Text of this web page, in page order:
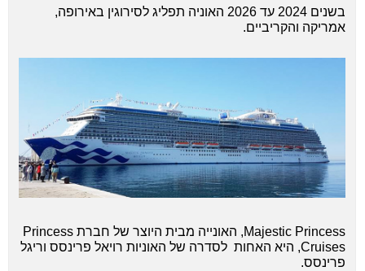
בשנים 2024 עד 2026 האוניה תפליג לסירוגין באירופה,
אמריקה והקריביים.
Majestic Princess, האונייה מבית היוצר של חברת Princess
Cruises, היא האחות לסדרה של האוניות רויאל פרינסס וריגל
פרינסס.